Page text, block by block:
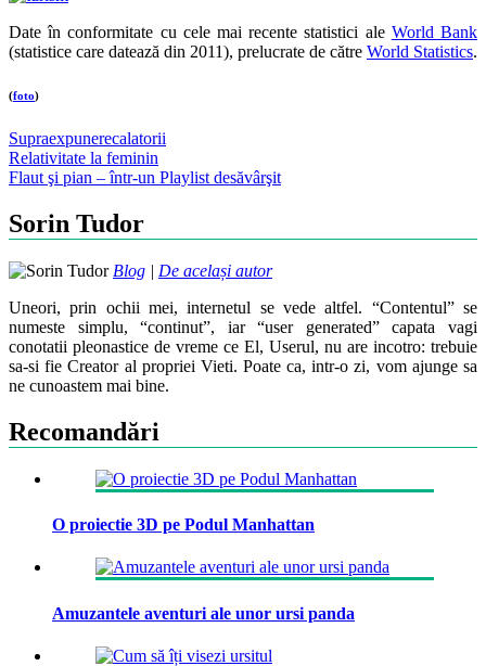
Date în conformitate cu cele mai recente statistici ale World Bank
(statistice care datează din 2011), prelucrate de către World Statistics.
(foto)
Supraexpunerecalatorii
Post
navigation
Relativitate la feminin
Flaut şi pian – într-un Playlist desăvârşit
Sorin Tudor
Blog | De același autor
Uneori, prin ochii mei, internetul se vede altfel. “Contentul” se
numeste simplu, “continut”, iar “user generated” capata vagi
conotatii pleonastice de vreme ce El, Userul, nu are incotro: trebuie
sa-si fie Creator al propriei Vieti. Poate ca, intr-o zi, vom ajunge sa
ne cunoastem mai bine.
Recomandări
O proiectie 3D pe Podul Manhattan
Amuzantele aventuri ale unor ursi panda